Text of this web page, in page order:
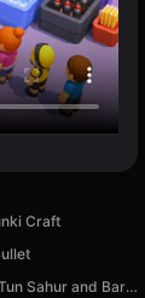
Craft
Tun Tun Sahur and Barry's Prison